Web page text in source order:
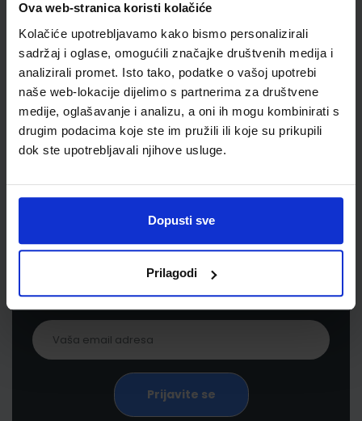
Ova web-stranica koristi kolačiće
Kolačiće upotrebljavamo kako bismo personalizirali
sadržaj i oglase, omogućili značajke društvenih medija i
analizirali promet. Isto tako, podatke o vašoj upotrebi
naše web-lokacije dijelimo s partnerima za društvene
medije, oglašavanje i analizu, a oni ih mogu kombinirati s
drugim podacima koje ste im pružili ili koje su prikupili
dok ste upotrebljavali njihove usluge.
Dopusti sve
Prilagodi
Reg br min
8164
Newsletter prijava
Prijavite se kako bi primali informacije o novim
proizvodima i uslugama, akcijama i drugim